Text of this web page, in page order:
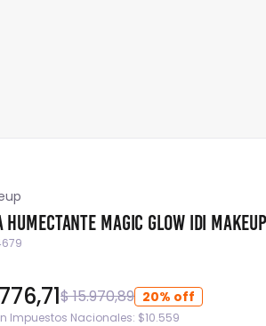
Humectante Magic Glow Idi
$15.970,89
776,71 20%
Impuestos Nacionales: $10.559